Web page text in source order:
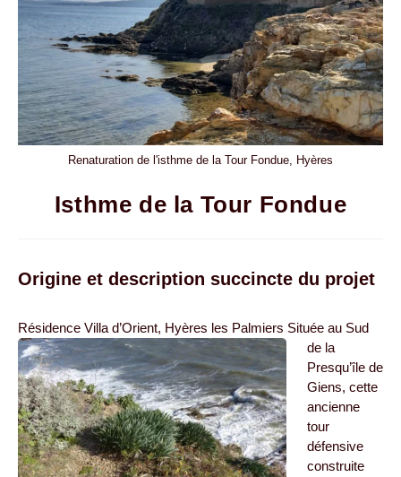
Renaturation de l'isthme de la Tour Fondue, Hyères
Isthme de la Tour Fondue
Origine et description succincte du projet
Résidence Villa d’Orient, Hyères les Palmiers Située au Sud
de la
Presqu’île de
Giens, cette
ancienne
tour
défensive
construite